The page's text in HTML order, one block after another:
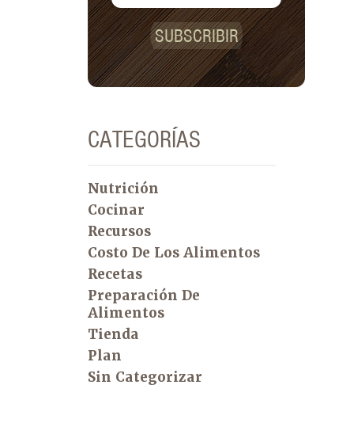
SUBSCRIBIR
CATEGORÍAS
Nutrición
Cocinar
Recursos
Costo De Los Alimentos
Recetas
Preparación De
Alimentos
Tienda
Plan
Sin Categorizar